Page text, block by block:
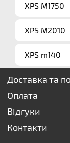
XPS M1750
XPS M2010
XPS m140
Доставка та
Оплата
Відгуки
Контакти